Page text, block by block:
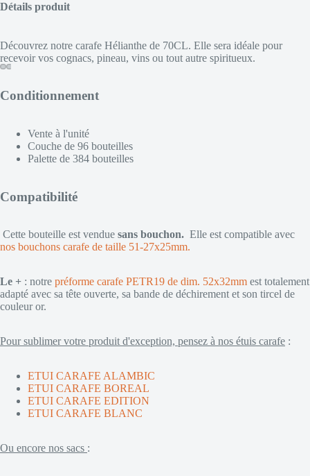
Détails produit
Découvrez notre carafe Hélianthe de 70CL. Elle sera idéale pour
recevoir vos cognacs, pineau, vins ou tout autre spiritueux.
Conditionnement
Vente à l'unité
Couche de 96 bouteilles
Palette de 384 bouteilles
Compatibilité
Cette bouteille est vendue sans bouchon. Elle est compatible avec
nos bouchons carafe de taille 51-27x25mm.
Le + : notre préforme carafe PETR19 de dim. 52x32mm est totalement
adapté avec sa tête ouverte, sa bande de déchirement et son tircel de
couleur or.
Pour sublimer votre produit d'exception, pensez à nos étuis carafe :
ETUI CARAFE ALAMBIC
ETUI CARAFE BOREAL
ETUI CARAFE EDITION
ETUI CARAFE BLANC
Ou encore nos sacs :